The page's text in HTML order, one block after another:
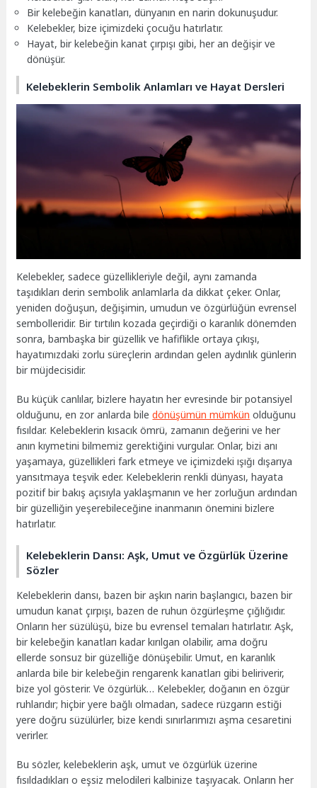
Bir kelebeğin kanatları, dünyanın en narin dokunuşudur.
Kelebekler, bize içimizdeki çocuğu hatırlatır.
Hayat, bir kelebeğin kanat çırpışı gibi, her an değişir ve
dönüşür.
Kelebeklerin Sembolik Anlamları ve Hayat Dersleri
Kelebekler, sadece güzellikleriyle değil, aynı zamanda
taşıdıkları derin sembolik anlamlarla da dikkat çeker. Onlar,
yeniden doğuşun, değişimin, umudun ve özgürlüğün evrensel
sembolleridir. Bir tırtılın kozada geçirdiği o karanlık dönemden
sonra, bambaşka bir güzellik ve hafiflikle ortaya çıkışı,
hayatımızdaki zorlu süreçlerin ardından gelen aydınlık günlerin
bir müjdecisidir.
Bu küçük canlılar, bizlere hayatın her evresinde bir potansiyel
olduğunu, en zor anlarda biledönüşümün mümkün olduğunu
fısıldar. Kelebeklerin kısacık ömrü, zamanın değerini ve her
anın kıymetini bilmemiz gerektiğini vurgular. Onlar, bizi anı
yaşamaya, güzellikleri fark etmeye ve içimizdeki ışığı dışarıya
yansıtmaya teşvik eder. Kelebeklerin renkli dünyası, hayata
pozitif bir bakış açısıyla yaklaşmanın ve her zorluğun ardından
bir güzelliğin yeşerebileceğine inanmanın önemini bizlere
hatırlatır.
Kelebeklerin Dansı: Aşk, Umut ve Özgürlük Üzerine
Sözler
Kelebeklerin dansı, bazen bir aşkın narin başlangıcı, bazen bir
umudun kanat çırpışı, bazen de ruhun özgürleşme çığlığıdır.
Onların her süzülüşü, bize bu evrensel temaları hatırlatır. Aşk,
bir kelebeğin kanatları kadar kırılgan olabilir, ama doğru
ellerde sonsuz bir güzelliğe dönüşebilir. Umut, en karanlık
anlarda bile bir kelebeğin rengarenk kanatları gibi beliriverir,
bize yol gösterir. Ve özgürlük… Kelebekler, doğanın en özgür
ruhlarıdır; hiçbir yere bağlı olmadan, sadece rüzgarın estiği
yere doğru süzülürler, bize kendi sınırlarımızı aşma cesaretini
verirler.
Bu sözler, kelebeklerin aşk, umut ve özgürlük üzerine
fısıldadıkları o eşsiz melodileri kalbinize taşıyacak. Onların her